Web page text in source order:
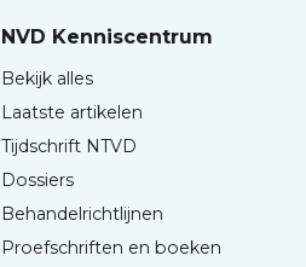
NVD Kenniscentrum
Bekijk alles
Laatste artikelen
Tijdschrift NTVD
Dossiers
Behandelrichtlijnen
Proefschriften en boeken